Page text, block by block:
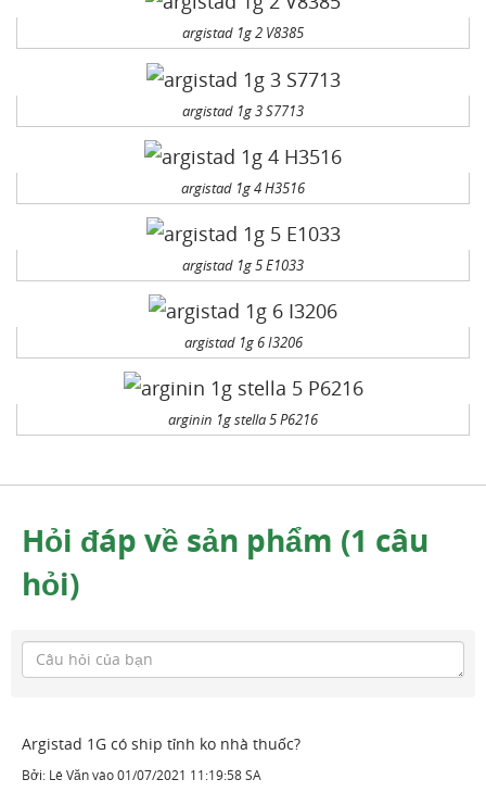
argistad 1g 2 V8385
argistad 1g 3 S7713
argistad 1g 4 H3516
argistad 1g 5 E1033
argistad 1g 6 I3206
arginin 1g stella 5 P6216
Hỏi đáp về sản phẩm (1 câu
hỏi)
Argistad 1G có ship tỉnh ko nhà thuốc?
Bởi: Lê Vănvào01/07/2021 11:19:58 SA